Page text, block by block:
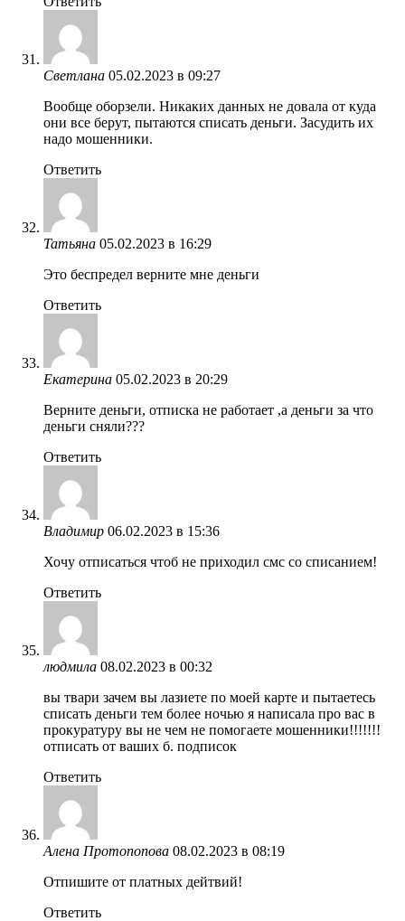
Светлана 05.02.2023 в 09:27
Вообще оборзели. Никаких данных не довала от куда
они все берут, пытаются списать деньги. Засудить их
надо мошенники.
Ответить
Татьяна 05.02.2023 в 16:29
Это беспредел верните мне деньги
Ответить
Екатерина 05.02.2023 в 20:29
Верните деньги, отписка не работает ,а деньги за что
деньги сняли???
Ответить
Владимир 06.02.2023 в 15:36
Хочу отписаться чтоб не приходил смс со списанием!
Ответить
людмила 08.02.2023 в 00:32
вы твари зачем вы лазиете по моей карте и пытаетесь
списать деньги тем более ночью я написала про вас в
прокуратуру вы не чем не помогаете мошенники!!!!!!!
отписать от ваших б. подписок
Ответить
Алена Протопопова 08.02.2023 в 08:19
Отпишите от платных дейтвий!
Ответить